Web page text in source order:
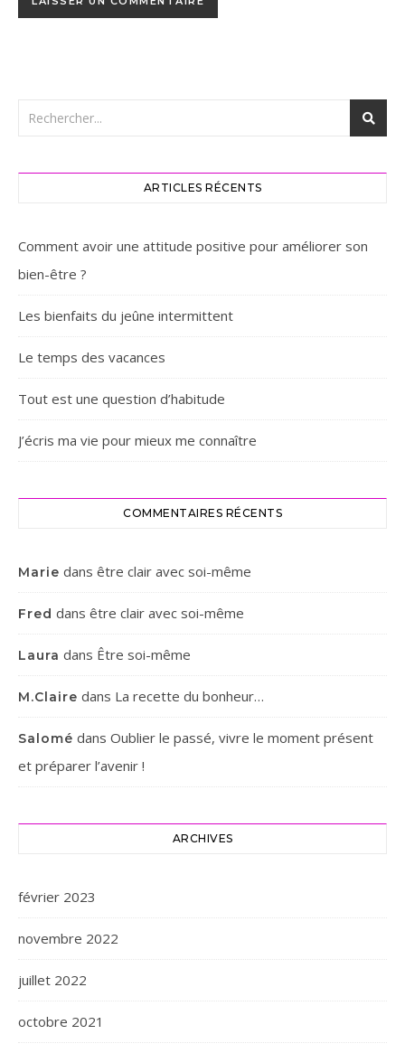
ARTICLES RÉCENTS
Comment avoir une attitude positive pour améliorer son
bien-être ?
Les bienfaits du jeûne intermittent
Le temps des vacances
Tout est une question d’habitude
J’écris ma vie pour mieux me connaître
COMMENTAIRES RÉCENTS
Marie dans être clair avec soi-même
Fred dans être clair avec soi-même
Laura dans Être soi-même
M.Claire dans La recette du bonheur…
Salomé dans Oublier le passé, vivre le moment présent
et préparer l’avenir !
ARCHIVES
février 2023
novembre 2022
juillet 2022
octobre 2021